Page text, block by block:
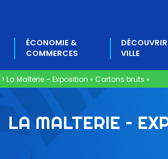
ÉCONOMIE &
COMMERCES
VILLE
> La Malterie – Exposition « Cartons bruts »
LA MALTERIE –